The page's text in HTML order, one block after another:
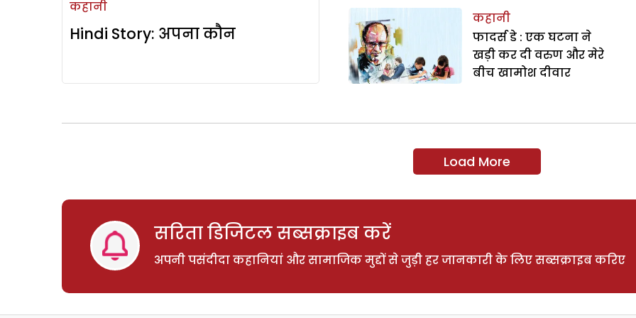
कहानी
Hindi Story: अपना कौन
कहानी
फादर्स डे : एक घटना ने
खड़ी कर दी वरुण और मेरे
बीच खामोश दीवार
Load More
सरिता डिजिटल सब्सक्राइब करें
अपनी पसंदीदा कहानियां और सामाजिक मुद्दों से जुड़ी हर जानकारी के लिए सब्सक्राइब करिए